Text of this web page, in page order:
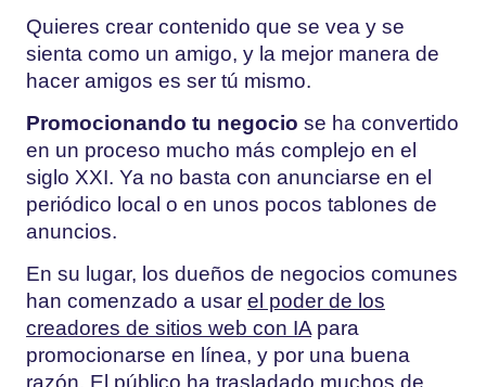
Quieres crear contenido que se vea y se
sienta como un amigo, y la mejor manera de
hacer amigos es ser tú mismo.
Promocionando tu negocio se ha convertido
en un proceso mucho más complejo en el
siglo XXI. Ya no basta con anunciarse en el
periódico local o en unos pocos tablones de
anuncios.
En su lugar, los dueños de negocios comunes
han comenzado a usar el poder de los
creadores de sitios web con IApara
promocionarse en línea, y por una buena
razón. El público ha trasladado muchos de